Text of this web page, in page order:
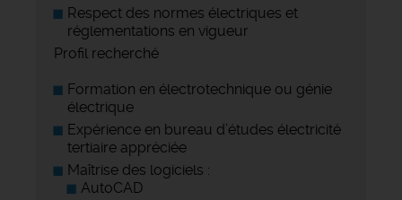
Respect des normes électriques et
réglementations en vigueur
Profil recherché
Formation en électrotechnique ou génie
électrique
Expérience en bureau d’études électricité
tertiaire appréciée
Maîtrise des logiciels :
AutoCAD